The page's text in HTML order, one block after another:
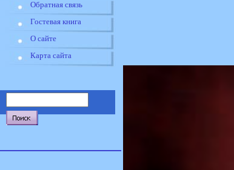
Обратная связь
Гостевая книга
О сайте
Карта сайта